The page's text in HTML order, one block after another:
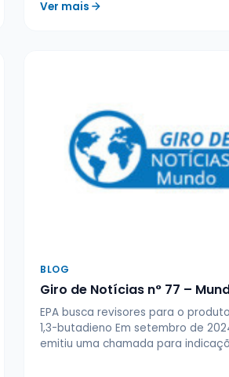
Ver mais
BLOG
Giro de Notícias n° 77 –
EPA busca revisores para o
1,3-butadieno Em setembro de
emitiu uma chamada para